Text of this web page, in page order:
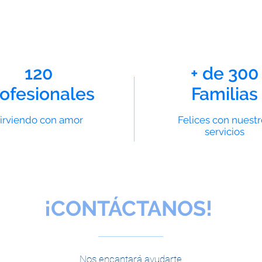
120
+ de 300
Familias
con amor
Felices con
servicios
¡CONTÁCTANOS!
Nos encantará ayudarte